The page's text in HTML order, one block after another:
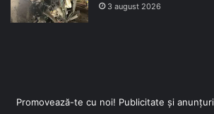
3 august 2026
Promovează-te cu noi! Publicitate și